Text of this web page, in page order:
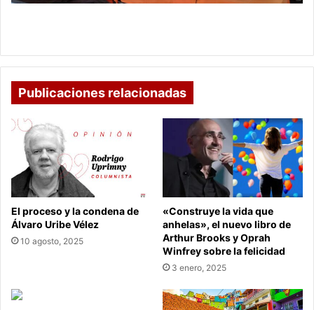
Publicaciones relacionadas
El proceso y la condena de
Álvaro Uribe Vélez
10 agosto, 2025
«Construye la vida que
anhelas», el nuevo libro de
Arthur Brooks y Oprah
Winfrey sobre la felicidad
3 enero, 2025